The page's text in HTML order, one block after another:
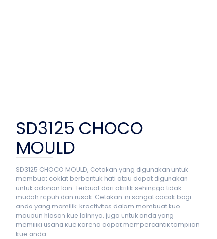
SD3125 CHOCO
MOULD
SD3125 CHOCO MOULD, Cetakan yang digunakan untuk
membuat coklat berbentuk hati atau dapat digunakan
untuk adonan lain. Terbuat dari akrilik sehingga tidak
mudah rapuh dan rusak. Cetakan ini sangat cocok bagi
anda yang memiliki kreativitas dalam membuat kue
maupun hiasan kue lainnya, juga untuk anda yang
memiliki usaha kue karena dapat mempercantik tampilan
kue anda